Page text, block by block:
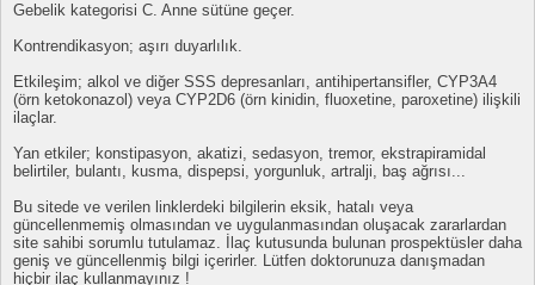
Gebelik kategorisi C. Anne sütüne geçer.
Kontrendikasyon; aşırı duyarlılık.
Etkileşim; alkol ve diğer SSS depresanları, antihipertansifler, CYP3A4
(örn ketokonazol) veya CYP2D6 (örn kinidin, fluoxetine, paroxetine) ilişkili
ilaçlar.
Yan etkiler; konstipasyon, akatizi, sedasyon, tremor, ekstrapiramidal
belirtiler, bulantı, kusma, dispepsi, yorgunluk, artralji, baş ağrısı...
Bu sitede ve verilen linklerdeki bilgilerin eksik, hatalı veya
güncellenmemiş olmasından ve uygulanmasından oluşacak zararlardan
site sahibi sorumlu tutulamaz. İlaç kutusunda bulunan prospektüsler daha
geniş ve güncellenmiş bilgi içerirler. Lütfen doktorunuza danışmadan
hiçbir ilaç kullanmayınız !